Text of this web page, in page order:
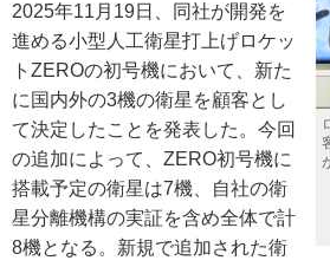
2025年11月19日、同社が開発を
進める小型人工衛星打上げロケッ
トZEROの初号機において、新た
に国内外の3機の衛星を顧客とし
て決定したことを発表した。今回
の追加によって、ZERO初号機に
搭載予定の衛星は7機、自社の衛
星分離機構の実証を含め全体で計
8機となる。新規で追加された衛